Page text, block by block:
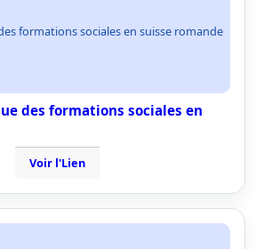
formations sociales en suisse romande
des formations sociales en
Voir l'Lien